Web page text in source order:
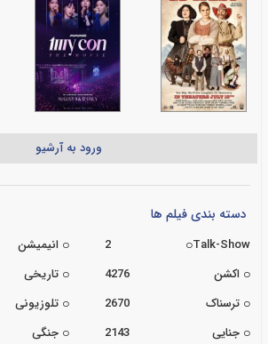
ورود به آرشیو
دسته بندی فیلم ها
Talk-Show
2 انیمیشن
اکشن
4276 تاریخی
ترسناک
2670 تلوزیونی
جنایی
2143 جنگی